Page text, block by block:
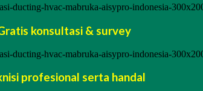
konsultasi & survey
profesional serta handal